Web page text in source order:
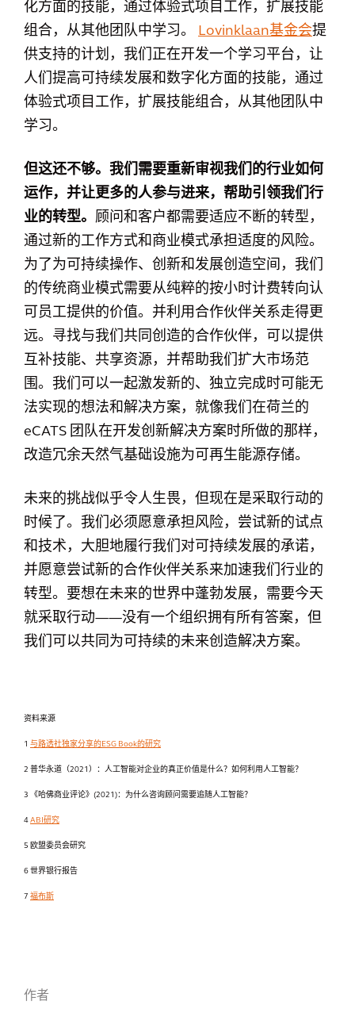
化方面的技能，通过体验式项目工作，扩展技能
组合，从其他团队中学习。 Lovinklaan基金会提
供支持的计划，我们正在开发一个学习平台，让
人们提高可持续发展和数字化方面的技能，通过
体验式项目工作，扩展技能组合，从其他团队中
学习。
但这还不够。我们需要重新审视我们的行业如何
运作，并让更多的人参与进来，帮助引领我们行
业的转型。 顾问和客户都需要适应不断的转型，
通过新的工作方式和商业模式承担适度的风险。
为了为可持续操作、创新和发展创造空间，我们
的传统商业模式需要从纯粹的按小时计费转向认
可员工提供的价值。并利用合作伙伴关系走得更
远。寻找与我们共同创造的合作伙伴，可以提供
互补技能、共享资源，并帮助我们扩大市场范
围。我们可以一起激发新的、独立完成时可能无
法实现的想法和解决方案，就像我们在荷兰的
eCATS 团队在开发创新解决方案时所做的那样，
改造冗余天然气基础设施为可再生能源存储。
未来的挑战似乎令人生畏，但现在是采取行动的
时候了。我们必须愿意承担风险，尝试新的试点
和技术，大胆地履行我们对可持续发展的承诺，
并愿意尝试新的合作伙伴关系来加速我们行业的
转型。要想在未来的世界中蓬勃发展，需要今天
就采取行动——没有一个组织拥有所有答案，但
我们可以共同为可持续的未来创造解决方案。
资料来源
1 与路透社独家分享的ESG Book的研究
2 普华永道（2021）：人工智能对企业的真正价值是什么？如何利用人工智能？
3 《哈佛商业评论》(2021)：为什么咨询顾问需要追随人工智能？
4ABI研究
5 欧盟委员会研究
6 世界银行报告
7 福布斯
作者